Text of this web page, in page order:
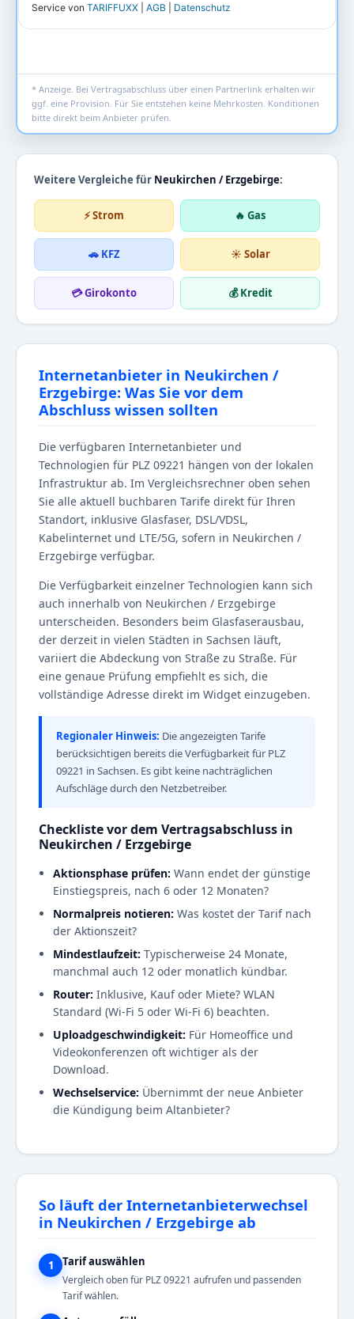
* Anzeige. Bei Vertragsabschluss über einen Partnerlink erhalten wir
ggf. eine Provision. Für Sie entstehen keine Mehrkosten. Konditionen
bitte direkt beim Anbieter prüfen.
Weitere Vergleiche für Neukirchen / Erzgebirge:
⚡ Strom 🔥 Gas
🚗 KFZ ☀️ Solar
💳 Girokonto 💰 Kredit
Internetanbieter in Neukirchen /
Erzgebirge: Was Sie vor dem
Abschluss wissen sollten
Die verfügbaren Internetanbieter und
Technologien für PLZ 09221 hängen von der lokalen
Infrastruktur ab. Im Vergleichsrechner oben sehen
Sie alle aktuell buchbaren Tarife direkt für Ihren
Standort, inklusive Glasfaser, DSL/VDSL,
Kabelinternet und LTE/5G, sofern in Neukirchen /
Erzgebirge verfügbar.
Die Verfügbarkeit einzelner Technologien kann sich
auch innerhalb von Neukirchen / Erzgebirge
unterscheiden. Besonders beim Glasfaserausbau,
der derzeit in vielen Städten in Sachsen läuft,
variiert die Abdeckung von Straße zu Straße. Für
eine genaue Prüfung empfiehlt es sich, die
vollständige Adresse direkt im Widget einzugeben.
Regionaler Hinweis: Die angezeigten Tarife
berücksichtigen bereits die Verfügbarkeit für PLZ
09221 in Sachsen. Es gibt keine nachträglichen
Aufschläge durch den Netzbetreiber.
Checkliste vor dem Vertragsabschluss in
Neukirchen / Erzgebirge
Aktionsphase prüfen: Wann endet der günstige
Einstiegspreis, nach 6 oder 12 Monaten?
Normalpreis notieren: Was kostet der Tarif nach
der Aktionszeit?
Mindestlaufzeit: Typischerweise 24 Monate,
manchmal auch 12 oder monatlich kündbar.
Router: Inklusive, Kauf oder Miete? WLAN
Standard (Wi-Fi 5 oder Wi-Fi 6) beachten.
Uploadgeschwindigkeit: Für Homeoffice und
Videokonferenzen oft wichtiger als der
Download.
Wechselservice: Übernimmt der neue Anbieter
die Kündigung beim Altanbieter?
So läuft der Internetanbieterwechsel
in Neukirchen / Erzgebirge ab
1 Tarif auswählen
Vergleich oben für PLZ 09221 aufrufen und passenden
Tarif wählen.